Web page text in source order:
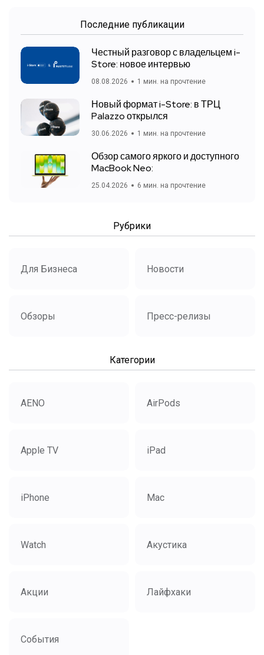
Последние публикации
Честный разговор с владельцем i-
Store: новое интервью
08.08.2026 1 мин. на прочтение
Новый формат i-Store: в ТРЦ
Palazzo открылся
30.06.2026 1 мин. на прочтение
Обзор самого яркого и доступного
MacBook Neo:
25.04.2026 6 мин. на прочтение
Рубрики
Для Бизнеса Новости
Обзоры Пресс-релизы
Категории
AENO AirPods
Apple TV iPad
iPhone Mac
Watch Акустика
Акции Лайфхаки
События